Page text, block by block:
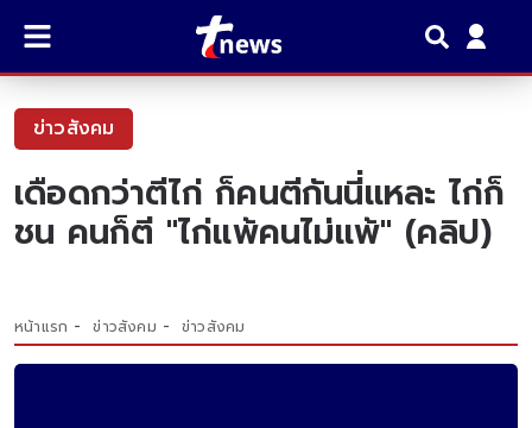
ข่าวสังคม
เดือดกว่าตีไก่ ก็คนตีกันนี่เเหละ ไก่ก็
ชน คนก็ตี "ไก่เเพ้คนไม่เเพ้" (คลิป)
หน้าแรก ข่าวสังคม ข่าวสังคม